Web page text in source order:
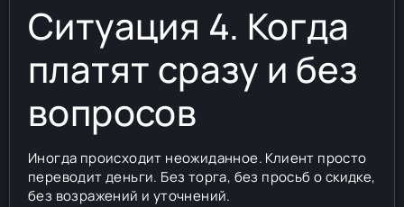
Ситуация 4. Когда
платят сразу и без
вопросов
Иногда происходит неожиданное. Клиент просто
переводит деньги. Без торга, без просьб о скидке,
без возражений и уточнений.